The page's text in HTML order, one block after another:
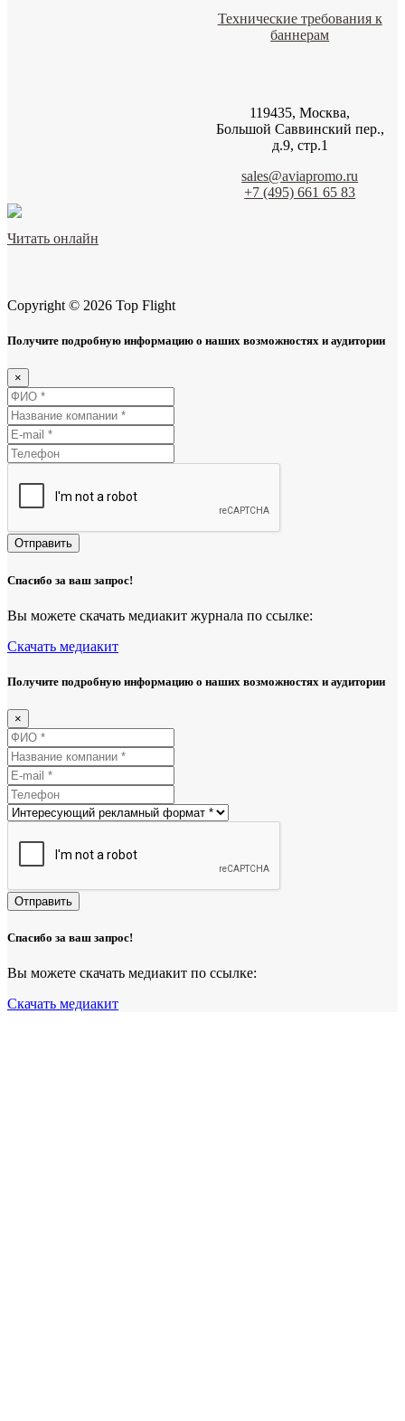
Читать онлайн
Технические требования к
баннерам
119435, Москва,
Большой Саввинский пер.,
д.9, стр.1
sales@aviapromo.ru
+7 (495) 661 65 83
Copyright © 2026 Top Flight
Получите подробную информацию о наших возможностях и аудитории
×
Отправить
Спасибо за ваш запрос!
Вы можете скачать медиакит журнала по ссылке:
Скачать медиакит
Получите подробную информацию о наших возможностях и аудитории
×
Отправить
Спасибо за ваш запрос!
Вы можете скачать медиакит по ссылке:
Скачать медиакит